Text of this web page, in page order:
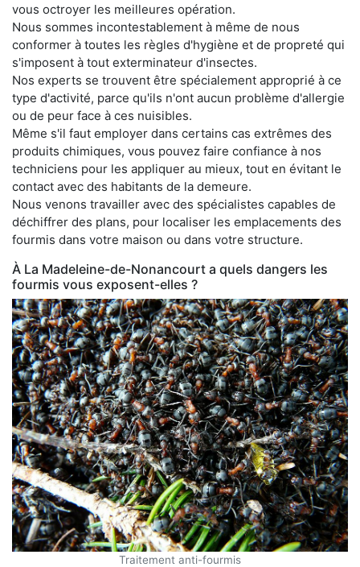
vous octroyer les meilleures opération.
Nous sommes incontestablement à même de nous
conformer à toutes les règles d'hygiène et de propreté qui
s'imposent à tout exterminateur d'insectes.
Nos experts se trouvent être spécialement approprié à ce
type d'activité, parce qu'ils n'ont aucun problème d'allergie
ou de peur face à ces nuisibles.
Même s'il faut employer dans certains cas extrêmes des
produits chimiques, vous pouvez faire confiance à nos
techniciens pour les appliquer au mieux, tout en évitant le
contact avec des habitants de la demeure.
Nous venons travailler avec des spécialistes capables de
déchiffrer des plans, pour localiser les emplacements des
fourmis dans votre maison ou dans votre structure.
À La Madeleine-de-Nonancourt a quels dangers les
fourmis vous exposent-elles ?
Traitement anti-fourmis